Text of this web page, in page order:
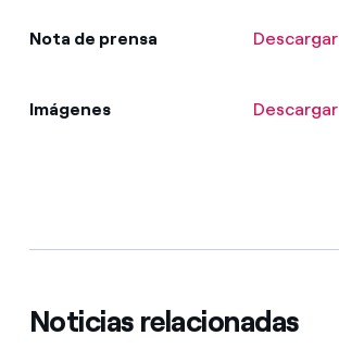
Nota de prensa Descargar
Imágenes Descargar
Noticias relacionadas